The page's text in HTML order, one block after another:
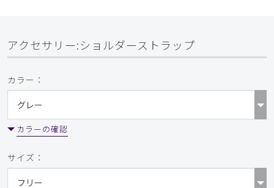
アクセサリー:ショルダーストラップ
カラー：
カラーの確認
サイズ：